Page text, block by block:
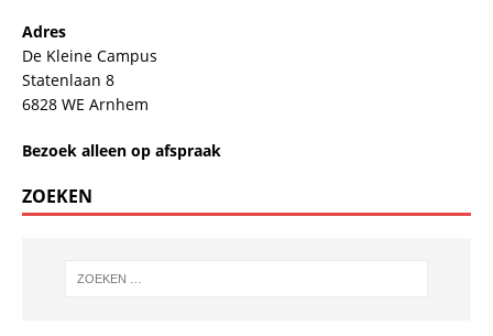
Adres
De Kleine Campus
Statenlaan 8
6828 WE Arnhem
Bezoek alleen op afspraak
ZOEKEN